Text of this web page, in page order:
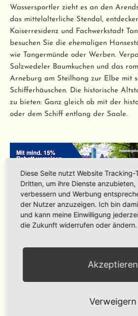
Wassersportler zieht es an den
das mittelalterliche Stendal,
Kaiserresidenz und Fachwerkstadt
besuchen Sie die ehemaligen
wie Tangermünde oder Werben.
Salzwedeler Baumkuchen und das
Arneburg am Steilhang zur Elbe mit
Schifferhäuschen. Die historische
zu bieten: Ganz gleich ob mit der
oder dem Schiff entlang der Saale.
Diese Seite nutzt Website Tracking-
Dritten, um ihre Dienste
verbessern und Werbung
der Nutzer anzuzeigen. Ich bin
und kann meine Einwilligung
die Zukunft widerrufen oder ändern.
Akzeptieren
Verweigern